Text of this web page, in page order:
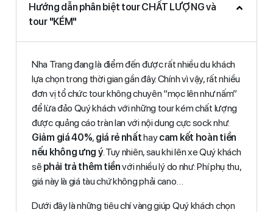
Hướng dẫn phân biệt tour CHẤT LƯỢNG và
tour "KÉM"
Nha Trang đang là điểm đến được rất nhiều du khách
lựa chọn trong thời gian gần đây. Chính vì vậy, rất nhiều
đơn vị tổ chức tour không chuyên “mọc lên như nấm”
để lừa đảo Quý khách với những tour kém chất lượng
được quảng cáo tràn lan với nội dung cực sock như:
Giảm giá 40%, giá rẻ nhấthaycam kết hoàn tiền
nếu không ưng ý. Tuy nhiên, sau khi lên xe Quý khách
sẽ phải trả thêm tiềnvới nhiều lý do như: Phí phụ thu,
giá này là giá tàu chứ không phải cano…
Dưới đây là những tiêu chí vàng giúp Quý khách chọn